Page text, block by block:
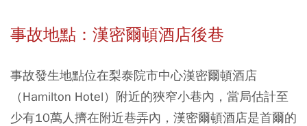
事故地點：漢密爾頓酒店後巷
事故發生地點位在梨泰院市中心漢密爾頓酒店
（Hamilton Hotel）附近的狹窄小巷內，當局估計至
少有10萬人擠在附近巷弄內，漢密爾頓酒店是首爾的